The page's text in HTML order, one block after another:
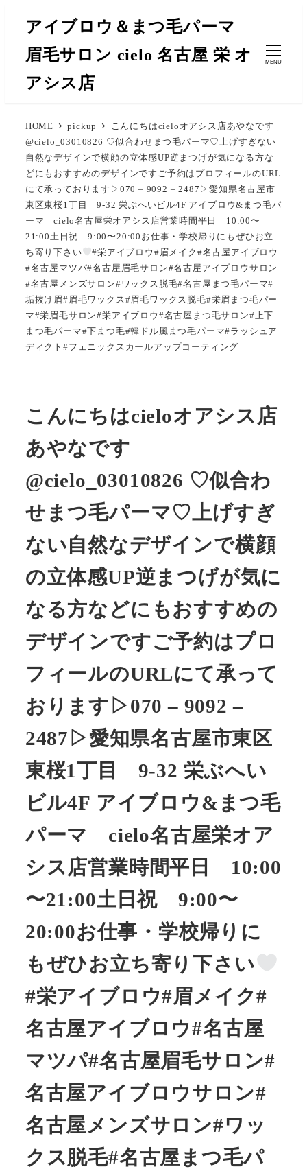
アイブロウ＆まつ毛パーマ
眉毛サロン cielo 名古屋 栄 オ
アシス店
MENU
HOME pickup
こんにちはcieloオアシス店あやなです
@cielo_03010826 ♡似合わせまつ毛パーマ♡上げすぎない
自然なデザインで横顔の立体感UP逆まつげが気になる方な
どにもおすすめのデザインですご予約はプロフィールのURL
にて承っております▷070 – 9092 – 2487▷愛知県名古屋市
東区東桜1丁目 9-32 栄ぶへいビル4F アイブロウ&まつ毛パ
ーマ cielo名古屋栄オアシス店営業時間平日 10:00〜
21:00土日祝 9:00〜20:00お仕事・学校帰りにもぜひお立
ち寄り下さい
#栄アイブロウ#眉メイク#名古屋アイブロウ
#名古屋マツパ#名古屋眉毛サロン#名古屋アイブロウサロン
#名古屋メンズサロン#ワックス脱毛#名古屋まつ毛パーマ#
垢抜け眉#眉毛ワックス#眉毛ワックス脱毛#栄眉まつ毛パー
マ#栄眉毛サロン#栄アイブロウ#名古屋まつ毛サロン#上下
まつ毛パーマ#下まつ毛#韓ドル風まつ毛パーマ#ラッシュア
ディクト#フェニックスカールアップコーティング
こんにちはcieloオアシス店
あやなです
@cielo_03010826 ♡似合わ
せまつ毛パーマ♡上げすぎ
ない自然なデザインで横顔
の立体感UP逆まつげが気に
なる方などにもおすすめの
デザインですご予約はプロ
フィールのURLにて承って
おります▷070 – 9092 –
2487▷愛知県名古屋市東区
東桜1丁目 9-32 栄ぶへい
ビル4F アイブロウ&まつ毛
パーマ cielo名古屋栄オア
シス店営業時間平日 10:00
〜21:00土日祝 9:00〜
20:00お仕事・学校帰りに
もぜひお立ち寄り下さい
#栄アイブロウ#眉メイク#
名古屋アイブロウ#名古屋
マツパ#名古屋眉毛サロン#
名古屋アイブロウサロン#
名古屋メンズサロン#ワッ
クス脱毛#名古屋まつ毛パ